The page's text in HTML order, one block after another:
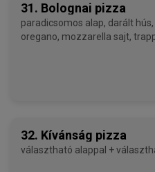
31. Bolognai pizza
paradicsomos alap, darált hús, paradicsom,
oregano,
32. Kívánság pizza
választható alappal +